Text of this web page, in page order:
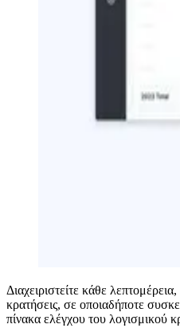
Διαχειριστείτε κάθε
κρατήσεις, σε οποιαδήποτε
πίνακα ελέγχου του λογισμικού